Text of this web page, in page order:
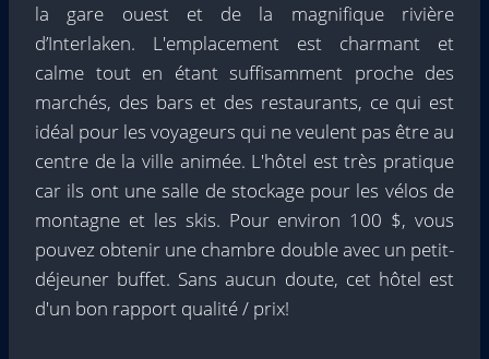
la gare ouest et de la magnifique rivière
d’Interlaken. L'emplacement est charmant et
calme tout en étant suffisamment proche des
marchés, des bars et des restaurants, ce qui est
idéal pour les voyageurs qui ne veulent pas être au
centre de la ville animée. L'hôtel est très pratique
car ils ont une salle de stockage pour les vélos de
montagne et les skis. Pour environ 100 $, vous
pouvez obtenir une chambre double avec un petit-
déjeuner buffet. Sans aucun doute, cet hôtel est
d'un bon rapport qualité / prix!